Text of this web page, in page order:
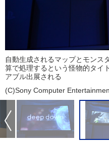
自動生成されるマップとモンス
算で処理するという怪物的タイ
アブル出展される
(C)Sony Computer